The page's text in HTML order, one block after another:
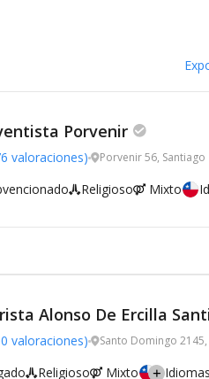
Porvenir
valoraciones) Porvenir 56, Santiago
Religioso Mixto
Alonso De Ercilla
valoraciones) Santo Domingo
Religioso Mixto Idiomas